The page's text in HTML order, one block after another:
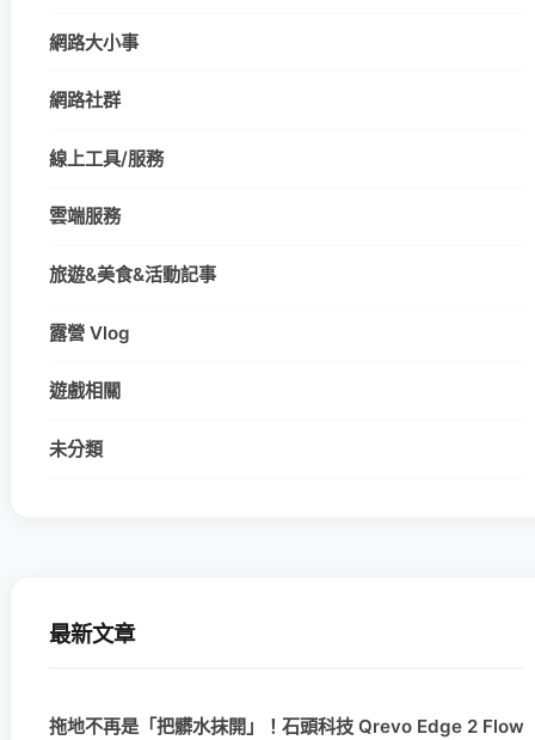
網路大小事
網路社群
線上工具/服務
雲端服務
旅遊&美食&活動記事
露營 Vlog
遊戲相關
未分類
最新文章
拖地不再是「把髒水抹開」！石頭科技 Qrevo Edge 2 Flow